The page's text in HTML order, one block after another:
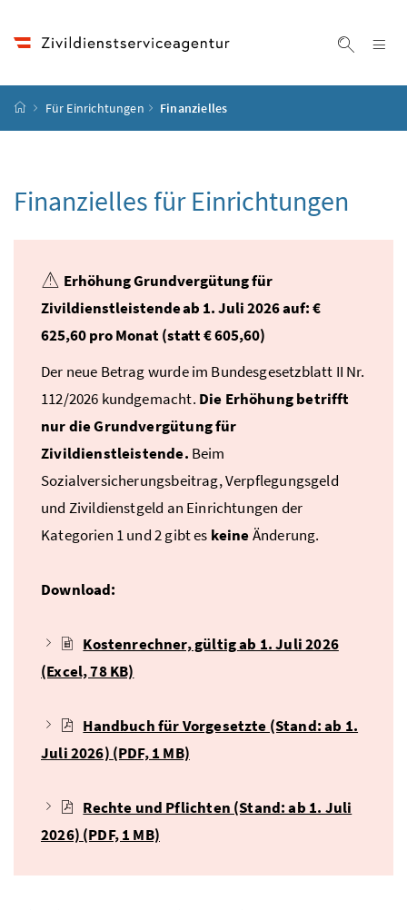
Startseite
Für Einrichtungen Finanzielles
Finanzielles für Einrichtungen
Erhöhung Grundvergütung für
Zivildienstleistende ab 1. Juli 2026 auf: €
625,60 pro Monat (statt € 605,60)
Der neue Betrag wurde im Bundesgesetzblatt II Nr.
112/2026 kundgemacht. Die Erhöhung betrifft
nur die Grundvergütung für
Zivildienstleistende. Beim
Sozialversicherungsbeitrag, Verpflegungsgeld
und Zivildienstgeld an Einrichtungen der
Kategorien 1 und 2 gibt es keineÄnderung.
Download:
Kostenrechner, gültig ab 1. Juli 2026
(Excel, 78 KB)
Handbuch für Vorgesetzte (Stand: ab 1.
Juli 2026) (PDF, 1 MB)
Rechte und Pflichten (Stand: ab 1. Juli
2026) (PDF, 1 MB)